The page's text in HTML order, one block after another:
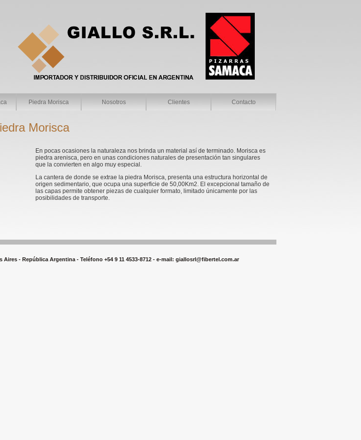
Piedra Morisca Nosotros Clientes Contacto
Morisca
En pocas ocasiones la naturaleza nos brinda un material así de terminado. Morisca es
piedra arenisca, pero en unas condiciones naturales de presentación tan singulares
que la convierten en algo muy especial.
La cantera de donde se extrae la piedra Morisca, presenta una estructura horizontal de
origen sedimentario, que ocupa una superficie de 50,00Km2. El excepcional tamaño de
las capas permite obtener piezas de cualquier formato, limitado únicamente por las
posibilidades de transporte.
- República Argentina - Teléfono +54 9 11 4533-8712 - e-mail: giallosrl@fibertel.com.ar